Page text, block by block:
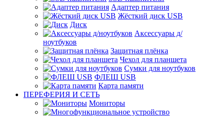
Адаптер питания
Жёсткий диск USB
Диск
Аксессуары д/
ноутбуков
Защитная плёнка
Чехол для планшета
Сумки для ноутбуков
ФЛЕШ USB
Карта памяти
ПЕРЕФЕРИЯ И СЕТЬ
Мониторы